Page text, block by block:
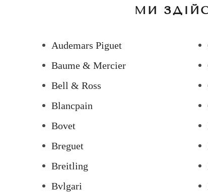
МИ
Audemars Piguet
Baume & Mercier
Bell & Ross
Blancpain
Bovet
Breguet
Breitling
Bvlgari